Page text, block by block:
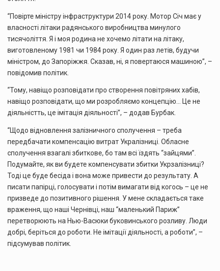
“Повірте міністру інфраструктури 2014 року. Мотор Січ має у
власності літаки радянського виробництва минулого
тисячоліття. Я і моя родина не хочемо літати на літаку,
виготовленому 1981 чи 1984 року. Я один раз летів, будучи
міністром, до Запоріжжя. Сказав, ні, я повертаюся машиною”, –
повідомив політик.
“Тому, навіщо розповідати про створення повітряних хабів,
навіщо розповідати, що ми розробляємо концепцію… Це не
діяльністть, це імітація діяльності”, – додав Бурбак.
“Щодо відновлення залізничного сполучення – треба
передбачати компенсацію витрат Укралізниці. Обласне
сполучення взагалі збиткове, бо там всі їздять “зайцями”.
Подумайте, як ви будете компенсувати збитки Укрзалізниці?
Тоді це буде бесіда і вона може привести до результату. А
писати папірці, голосувати і потім вимагати від когось – це не
призведе до позитивного рішення. У мене складається таке
враження, що наші Чернівці, наш “маленький Париж”
перетворюють на Нью-Васюки буковинського розливу. Люди
добрі, беріться до роботи. Не імітації діяльності, а роботи”, –
підсумував політик.